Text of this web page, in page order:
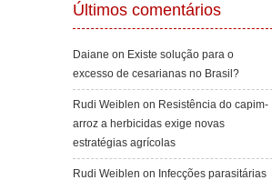
Últimos comentários
Daiane on Existe solução para o
excesso de cesarianas no Brasil?
Rudi Weiblen on Resistência do capim-
arroz a herbicidas exige novas
estratégias agrícolas
Rudi Weiblen on Infecções parasitárias